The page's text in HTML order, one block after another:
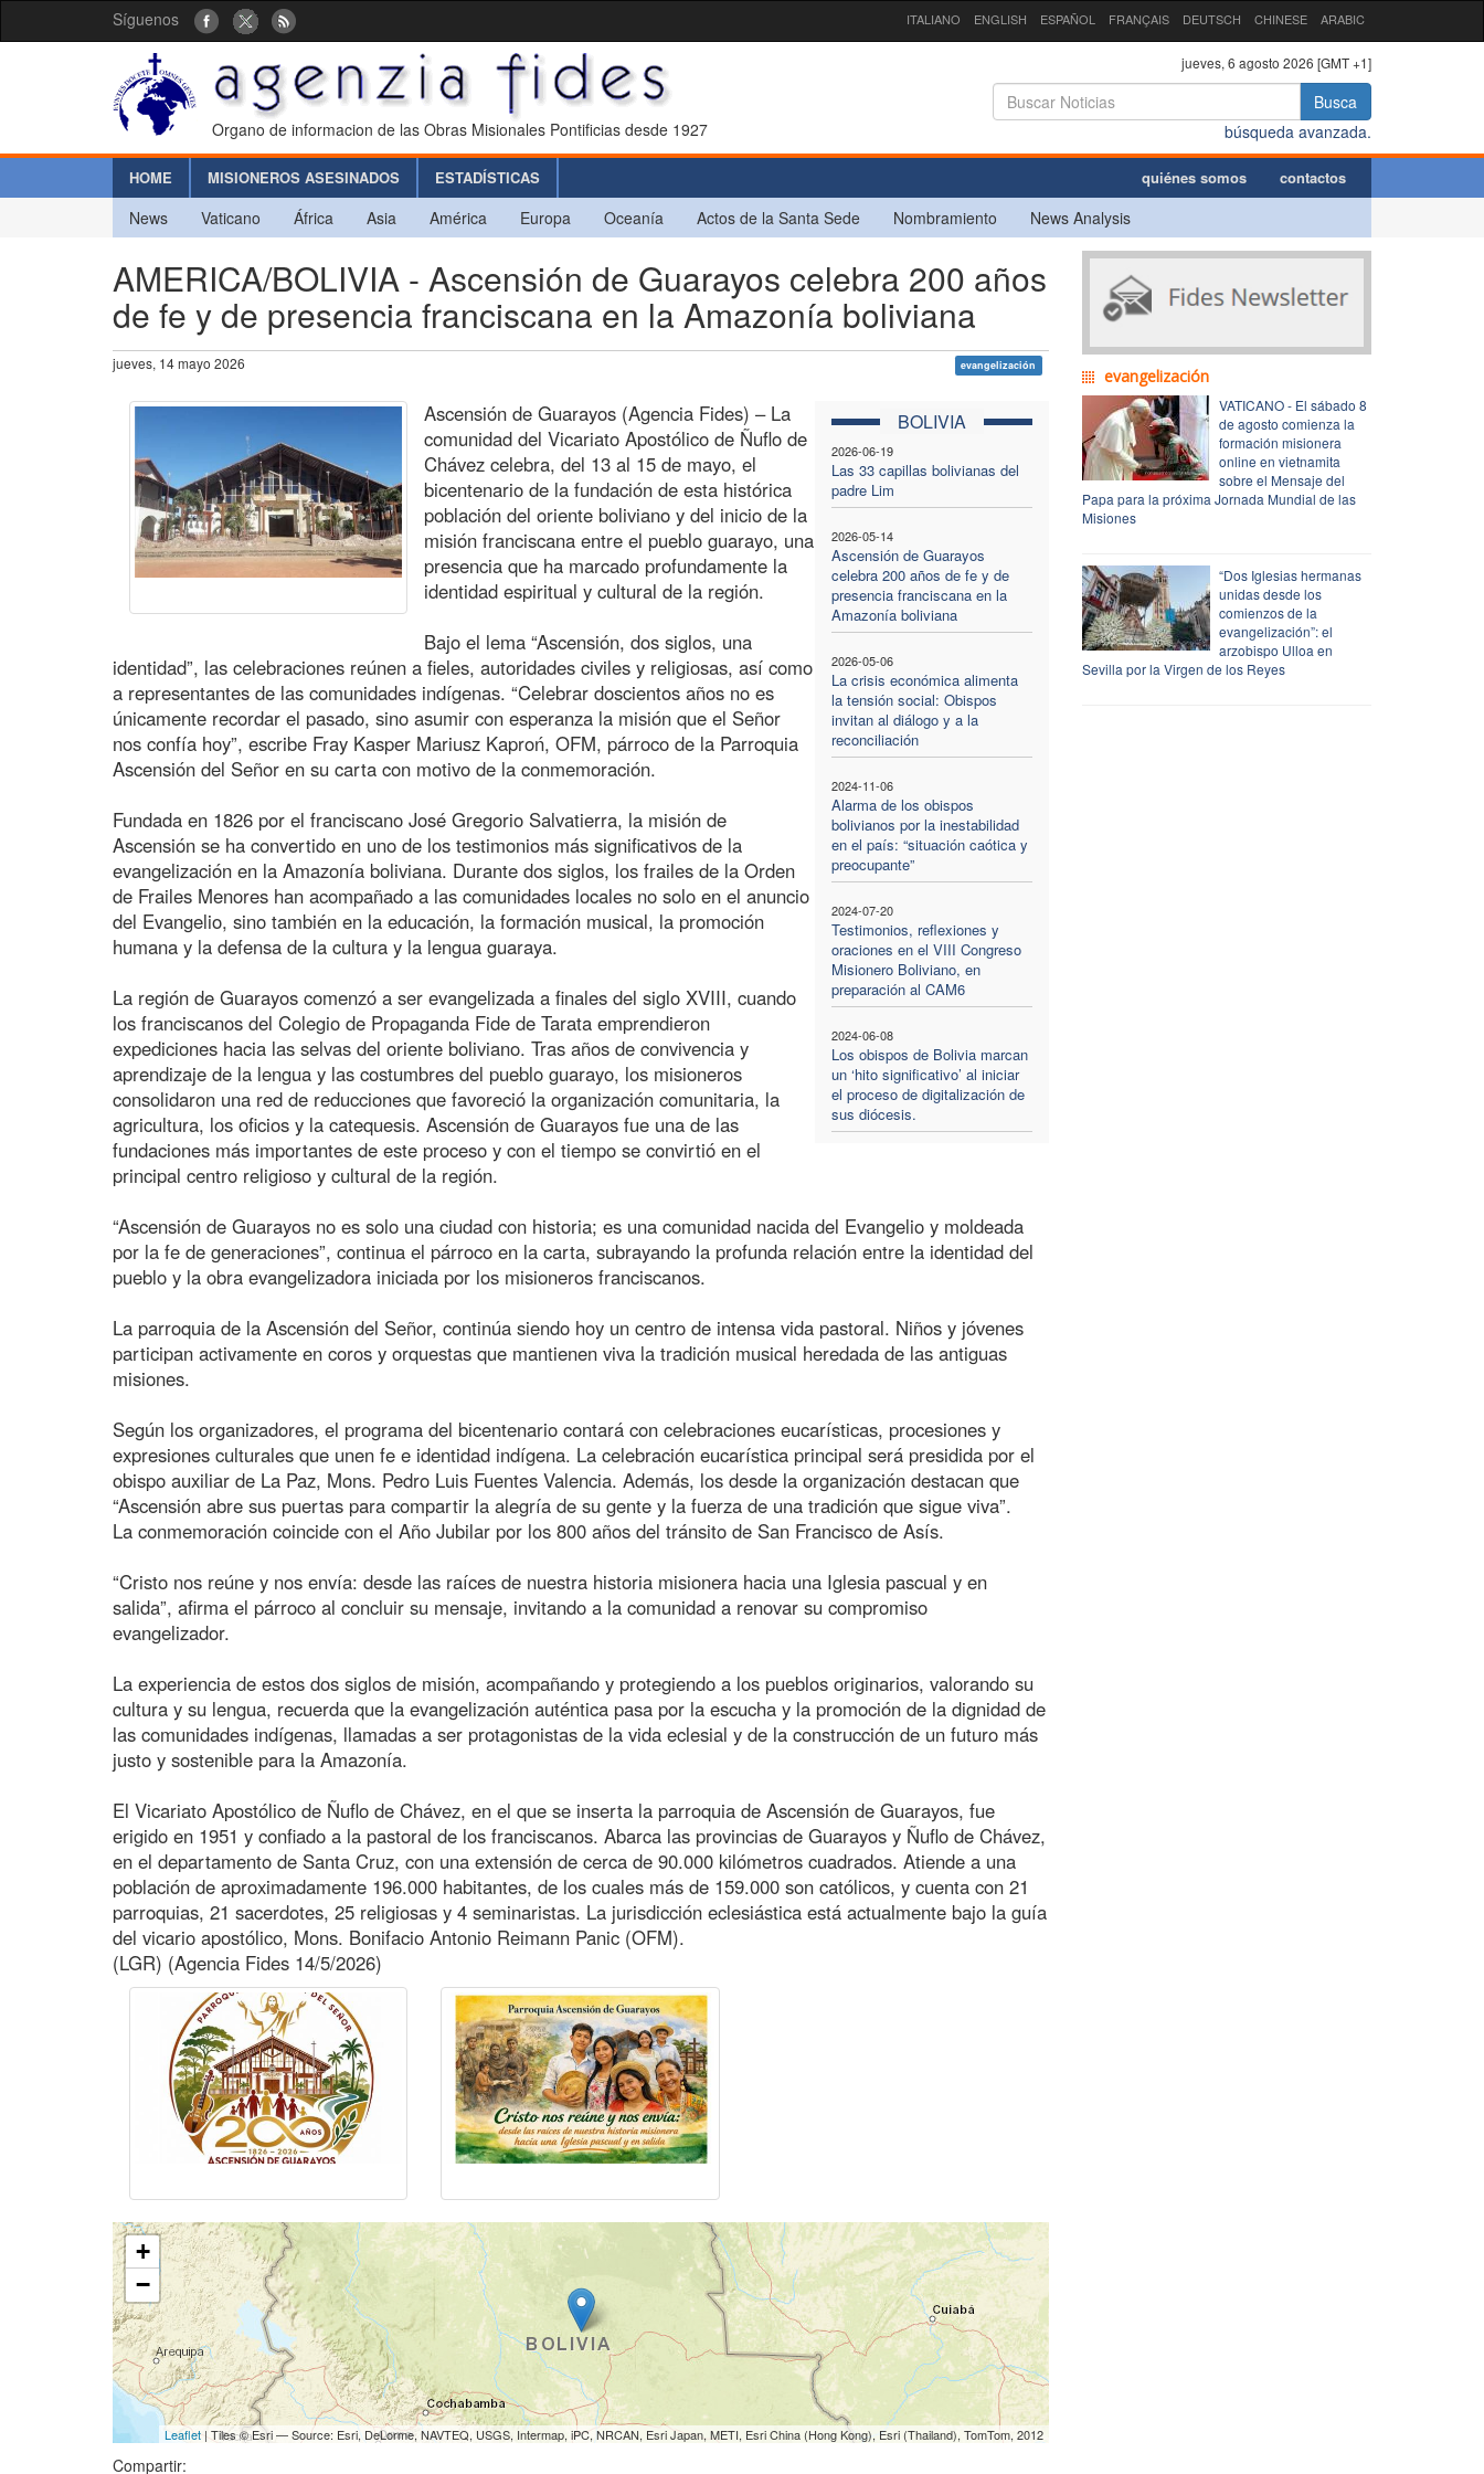
Síguenos ITALIANO ENGLISH ESPAÑOL FRANÇAIS DEUTSCH CHINESE ARABIC
Organo de informacion de las Obras Misionales Pontificias desde 1927
jueves, 6 agosto 2026 [GMT +1]
Busca
búsqueda avanzada.
HOME MISIONEROS ASESINADOS ESTADÍSTICAS quiénes somos contactos
News Vaticano África Asia América Europa Oceanía Actos de la Santa Sede Nombramiento News Analysis
AMERICA/BOLIVIA - Ascensión de Guarayos celebra 200 años
de fe y de presencia franciscana en la Amazonía boliviana
jueves, 14 mayo 2026 evangelización
BOLIVIA
2026-06-19
Las 33 capillas bolivianas del
padre Lim
2026-05-14
Ascensión de Guarayos
celebra 200 años de fe y de
presencia franciscana en la
Amazonía boliviana
2026-05-06
La crisis económica alimenta
la tensión social: Obispos
invitan al diálogo y a la
reconciliación
2024-11-06
Alarma de los obispos
bolivianos por la inestabilidad
en el país: “situación caótica y
preocupante”
2024-07-20
Testimonios, reflexiones y
oraciones en el VIII Congreso
Misionero Boliviano, en
preparación al CAM6
2024-06-08
Los obispos de Bolivia marcan
un ‘hito significativo’ al iniciar
el proceso de digitalización de
sus diócesis.
Ascensión de Guarayos (Agencia Fides) – La
comunidad del Vicariato Apostólico de Ñuflo de
Chávez celebra, del 13 al 15 de mayo, el
bicentenario de la fundación de esta histórica
población del oriente boliviano y del inicio de la
misión franciscana entre el pueblo guarayo, una
presencia que ha marcado profundamente la
identidad espiritual y cultural de la región.
Bajo el lema “Ascensión, dos siglos, una
identidad”, las celebraciones reúnen a fieles, autoridades civiles y religiosas, así como
a representantes de las comunidades indígenas. “Celebrar doscientos años no es
únicamente recordar el pasado, sino asumir con esperanza la misión que el Señor
nos confía hoy”, escribe Fray Kasper Mariusz Kaproń, OFM, párroco de la Parroquia
Ascensión del Señor en su carta con motivo de la conmemoración.
Fundada en 1826 por el franciscano José Gregorio Salvatierra, la misión de
Ascensión se ha convertido en uno de los testimonios más significativos de la
evangelización en la Amazonía boliviana. Durante dos siglos, los frailes de la Orden
de Frailes Menores han acompañado a las comunidades locales no solo en el anuncio
del Evangelio, sino también en la educación, la formación musical, la promoción
humana y la defensa de la cultura y la lengua guaraya.
La región de Guarayos comenzó a ser evangelizada a finales del siglo XVIII, cuando
los franciscanos del Colegio de Propaganda Fide de Tarata emprendieron
expediciones hacia las selvas del oriente boliviano. Tras años de convivencia y
aprendizaje de la lengua y las costumbres del pueblo guarayo, los misioneros
consolidaron una red de reducciones que favoreció la organización comunitaria, la
agricultura, los oficios y la catequesis. Ascensión de Guarayos fue una de las
fundaciones más importantes de este proceso y con el tiempo se convirtió en el
principal centro religioso y cultural de la región.
“Ascensión de Guarayos no es solo una ciudad con historia; es una comunidad nacida del Evangelio y moldeada
por la fe de generaciones”, continua el párroco en la carta, subrayando la profunda relación entre la identidad del
pueblo y la obra evangelizadora iniciada por los misioneros franciscanos.
La parroquia de la Ascensión del Señor, continúa siendo hoy un centro de intensa vida pastoral. Niños y jóvenes
participan activamente en coros y orquestas que mantienen viva la tradición musical heredada de las antiguas
misiones.
Según los organizadores, el programa del bicentenario contará con celebraciones eucarísticas, procesiones y
expresiones culturales que unen fe e identidad indígena. La celebración eucarística principal será presidida por el
obispo auxiliar de La Paz, Mons. Pedro Luis Fuentes Valencia. Además, los desde la organización destacan que
“Ascensión abre sus puertas para compartir la alegría de su gente y la fuerza de una tradición que sigue viva”.
La conmemoración coincide con el Año Jubilar por los 800 años del tránsito de San Francisco de Asís.
“Cristo nos reúne y nos envía: desde las raíces de nuestra historia misionera hacia una Iglesia pascual y en
salida”, afirma el párroco al concluir su mensaje, invitando a la comunidad a renovar su compromiso
evangelizador.
La experiencia de estos dos siglos de misión, acompañando y protegiendo a los pueblos originarios, valorando su
cultura y su lengua, recuerda que la evangelización auténtica pasa por la escucha y la promoción de la dignidad de
las comunidades indígenas, llamadas a ser protagonistas de la vida eclesial y de la construcción de un futuro más
justo y sostenible para la Amazonía.
El Vicariato Apostólico de Ñuflo de Chávez, en el que se inserta la parroquia de Ascensión de Guarayos, fue
erigido en 1951 y confiado a la pastoral de los franciscanos. Abarca las provincias de Guarayos y Ñuflo de Chávez,
en el departamento de Santa Cruz, con una extensión de cerca de 90.000 kilómetros cuadrados. Atiende a una
población de aproximadamente 196.000 habitantes, de los cuales más de 159.000 son católicos, y cuenta con 21
parroquias, 21 sacerdotes, 25 religiosas y 4 seminaristas. La jurisdicción eclesiástica está actualmente bajo la guía
del vicario apostólico, Mons. Bonifacio Antonio Reimann Panic (OFM).
(LGR) (Agencia Fides 14/5/2026)
+
−
Leaflet| Tiles © Esri — Source: Esri, DeLorme, NAVTEQ, USGS, Intermap, iPC, NRCAN, Esri Japan, METI, Esri China (Hong Kong), Esri (Thailand), TomTom, 2012
Compartir:
evangelización
VATICANO - El sábado 8
de agosto comienza la
formación misionera
online en vietnamita
sobre el Mensaje del
Papa para la próxima Jornada Mundial de las
Misiones
“Dos Iglesias hermanas
unidas desde los
comienzos de la
evangelización”: el
arzobispo Ulloa en
Sevilla por la Virgen de los Reyes